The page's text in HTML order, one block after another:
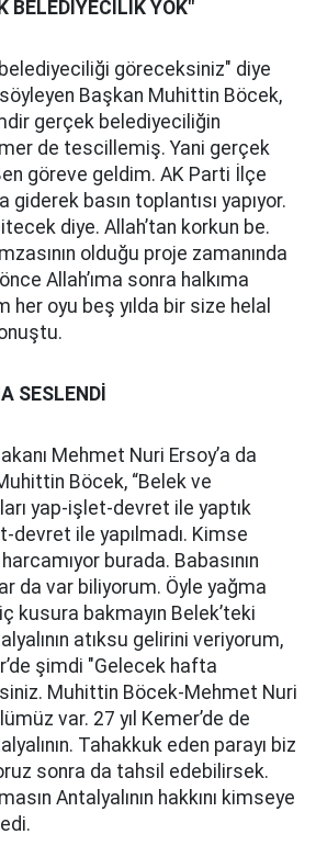
BELEDİYECİLİK YOK"
göreceksiniz" diye
Başkan Muhittin Böcek,
gerçek belediyeciliğin
de tescillemiş. Yani gerçek
göreve geldim. AK Parti İlçe
giderek basın toplantısı yapıyor.
diye. Allah’tan korkun be.
olduğu proje zamanında
Allah’ıma sonra halkıma
her oyu beş yılda bir size helal
SESLENDİ
Mehmet Nuri Ersoy’a da
Böcek, “Belek ve
yap-işlet-devret ile yaptık
devret ile yapılmadı. Kimse
harcamıyor burada. Babasının
da var biliyorum. Öyle yağma
kusura bakmayın Belek’teki
atıksu gelirini veriyorum,
şimdi "Gelecek hafta
Muhittin Böcek-Mehmet Nuri
var. 27 yıl Kemer’de de
Tahakkuk eden parayı biz
sonra da tahsil edebilirsek.
Antalyalının hakkını kimseye